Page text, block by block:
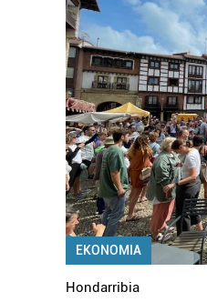
EKONOMIA
Hondarribia